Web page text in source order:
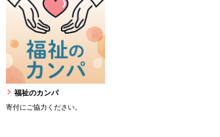
福祉のカンパ
寄付にご協力ください。